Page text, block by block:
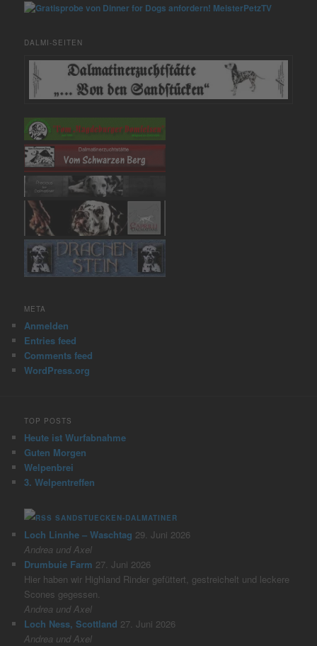
MeisterPetzTV
DALMI-SEITEN
META
Anmelden
Entries feed
Comments feed
WordPress.org
TOP POSTS
Heute ist Wurfabnahme
Guten Morgen
Welpenbrei
3. Welpentreffen
SANDSTUECKEN-DALMATINER
Loch Linnhe – Waschtag 29. Juni 2026
Andrea und Axel
Drumbuie Farm 27. Juni 2026
Hier haben wir Highland Rinder gefüttert, gestreichelt und leckere
Scones gegessen.
Andrea und Axel
Loch Ness, Scottland 27. Juni 2026
Andrea und Axel